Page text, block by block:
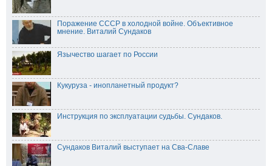
Поражение СССР в холодной войне. Объективное
мнение. Виталий Сундаков
Язычество шагает по России
Кукуруза - инопланетный продукт?
Инструкция по эксплуатации судьбы. Сундаков.
Сундаков Виталий выступает на Сва-Славе